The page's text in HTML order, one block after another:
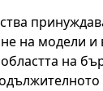
на модели и
на